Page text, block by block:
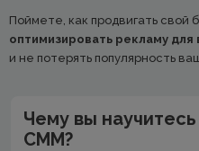
Поймете, как продвигать свой
оптимизировать рекламу для
и не потерять популярность
Чему вы
СММ?